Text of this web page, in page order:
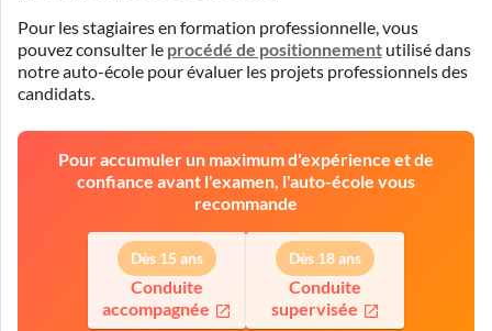
Pour les stagiaires en formation professionnelle, vous
pouvez consulter le procédé de positionnement utilisé dans
notre auto-école pour évaluer les projets professionnels des
candidats.
Pour accumuler un maximum d'expérience et de
confiance avant l'examen, l'auto-école vous
recommande
Dès 15 ans
Conduite
accompagnée
Dès 18 ans
Conduite
supervisée